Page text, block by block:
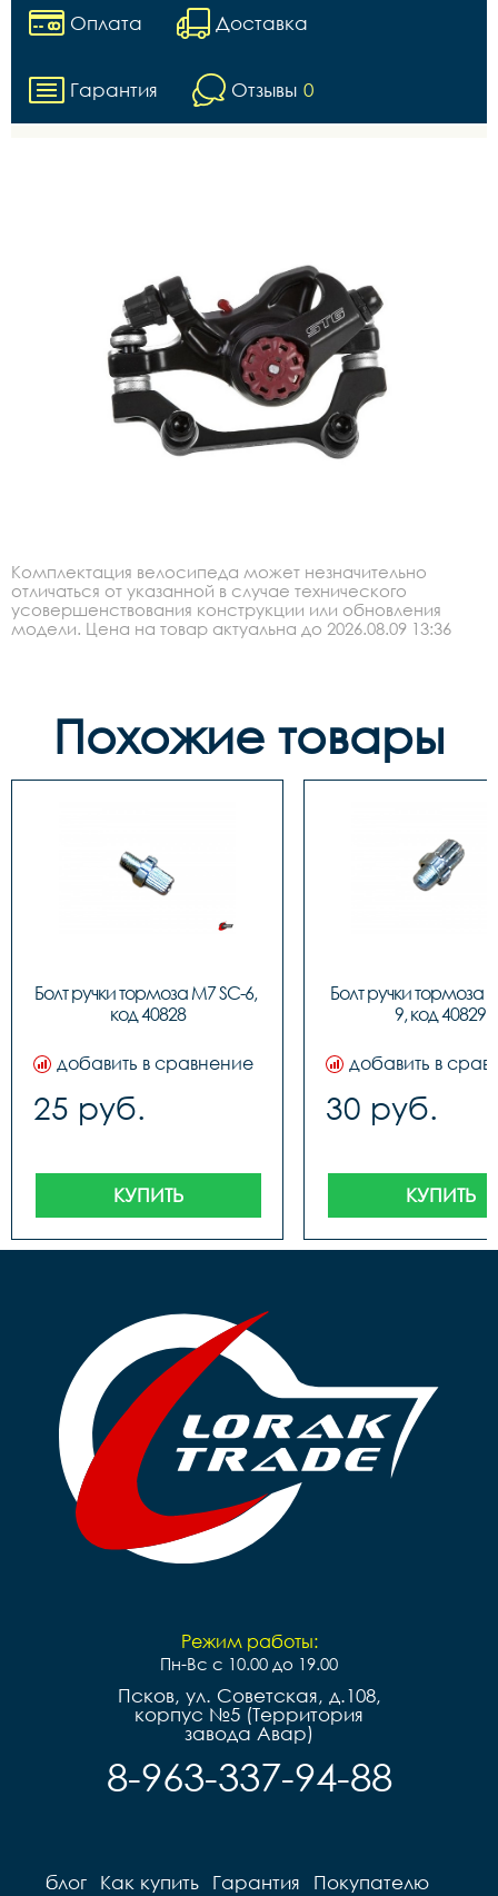
Оплата Доставка
Гарантия Отзывы 0
Комплектация велосипеда может незначительно
отличаться от указанной в случае технического
усовершенствования конструкции или обновления
модели. Цена на товар актуальна до 2026.08.09 13:36
Похожие товары
Болт ручки тормоза M7 SC-6,
код 40828
добавить в сравнение
25 руб.
КУПИТЬ
Болт ручки тормоза
9, код 40829
добавить в
30 руб.
КУПИТЬ
Режим работы:
Пн-Вс с 10.00 до 19.00
Псков, ул. Советская, д.108,
корпус №5 (Территория
завода Авар)
8-963-337-94-88
блог Как купить Гарантия Покупателю